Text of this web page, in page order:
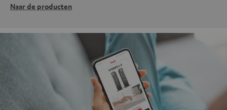
Naar de producten